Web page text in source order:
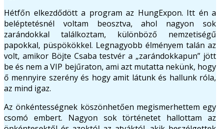
Hétfőn elkezdődött a program az HungExpon. Itt én a
beléptetésnél voltam beosztva, ahol nagyon sok
zarándokkal találkoztam, különböző nemzetiségű
papokkal, püspökökkel. Legnagyobb élményem talán az
volt, amikor Böjte Csaba testvér a „zarándokkapun” jött
be és nem a VIP bejűraton, ami azt mutatta nekünk, hogy
ő mennyire szerény és hogy amit látunk és hallunk róla,
az mind igaz.
Az önkéntességnek köszönhetően megismerhettem egy
csomó embert. Nagyon sok történetet hallottam az